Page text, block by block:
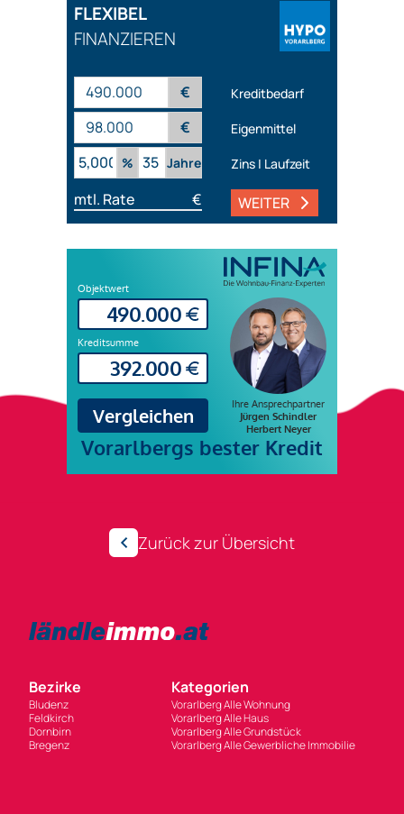
FLEXIBEL
FINANZIEREN
€ Kreditbedarf
€
Eigenmittel
%
Jahre Zins | Laufzeit
mtl. Rate € WEITER
Zurück zur Übersicht
Bezirke
Bludenz
Feldkirch
Dornbirn
Bregenz
Kategorien
Vorarlberg Alle Wohnung
Vorarlberg Alle Haus
Vorarlberg Alle Grundstück
Vorarlberg Alle Gewerbliche Immobilie